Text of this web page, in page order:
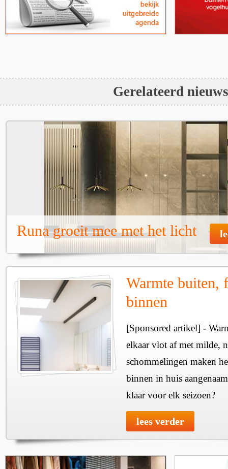
Gerelateerd nieuws
Runa groeit mee met het licht
Warmte buiten,
binnen
[Sponsored artikel] -
elkaar vlot af met milde,
schommelingen maken
binnen in huis
klaar voor elk seizoen?
lees verder